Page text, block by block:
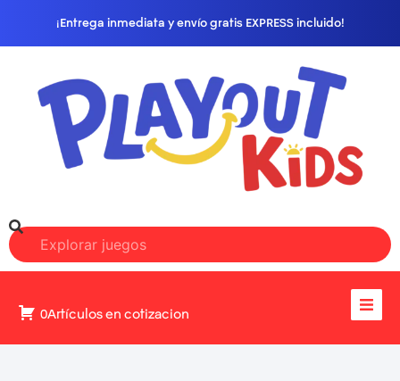
¡Entrega inmediata y envío gratis EXPRESS incluido!
0Artículos en cotizacion